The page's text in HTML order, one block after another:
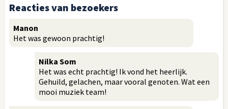
Reacties van bezoekers
Manon
Het was gewoon prachtig!
Nilka Som
Het was echt prachtig! Ik vond het heerlijk.
Gehuild, gelachen, maar vooral genoten. Wat een
mooi muziek team!